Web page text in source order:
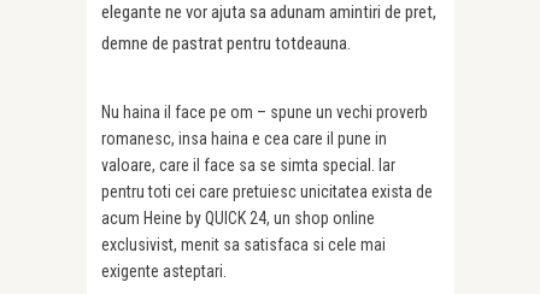
elegante ne vor ajuta sa adunam amintiri de pret,
demne de pastrat pentru totdeauna.
Nu haina il face pe om – spune un vechi proverb
romanesc, insa haina e cea care il pune in
valoare, care il face sa se simta special. Iar
pentru toti cei care pretuiesc unicitatea exista de
acum Heine by QUICK 24, un shop online
exclusivist, menit sa satisfaca si cele mai
exigente asteptari.